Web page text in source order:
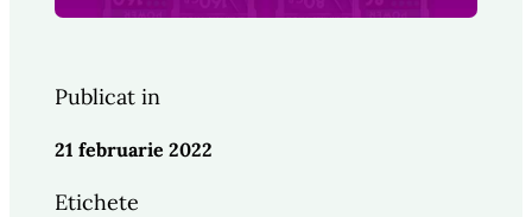
Publicat in
21 februarie 2022
Etichete